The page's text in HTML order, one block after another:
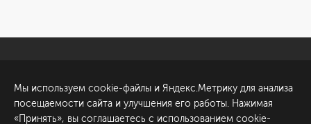
Обсудить проект
ул. Академика Павлова, 6
к1
Мы используем cookie-файлы и Яндекс.Метрику для анализа
посещаемости сайта и улучшения его работы. Нажимая
«Принять», вы соглашаетесь с использованием cookie-